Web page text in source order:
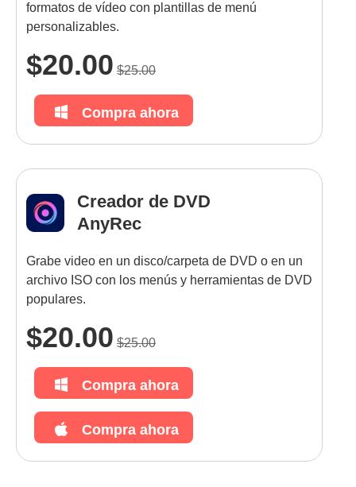
formatos de vídeo con plantillas de menú
personalizables.
$20.00 $25.00
Compra ahora
Creador de DVD
AnyRec
Grabe video en un disco/carpeta de DVD o en un
archivo ISO con los menús y herramientas de DVD
populares.
$20.00 $25.00
Compra ahora
Compra ahora